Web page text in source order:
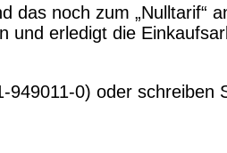
das noch zum
und erledigt die
949011-0) oder schreiben